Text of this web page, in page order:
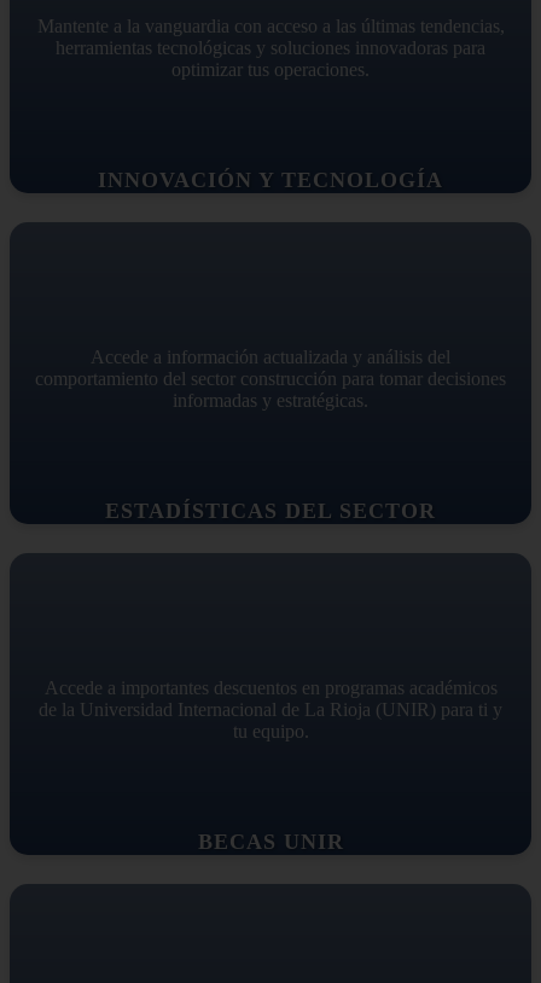
INNOVACIÓN Y TECNOLOGÍA
Mantente a la vanguardia con acceso a las últimas tendencias,
herramientas tecnológicas y soluciones innovadoras para
optimizar tus operaciones.
ESTADÍSTICAS DEL SECTOR
Accede a información actualizada y análisis del
comportamiento del sector construcción para tomar decisiones
informadas y estratégicas.
BECAS UNIR
Accede a importantes descuentos en programas académicos
de la Universidad Internacional de La Rioja (UNIR) para ti y
tu equipo.